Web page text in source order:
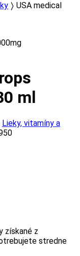
USA medical
ml
Lieky, vitamíny a
získané z
stredne